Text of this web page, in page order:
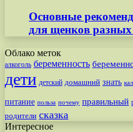
Основные
для щенков разных
Облако меток
алкоголь беременность
дети детский домашний знать
питание польза почему правильный
родители сказка
Интересное